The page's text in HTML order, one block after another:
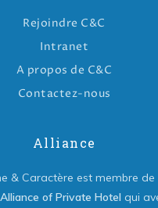
Rejoindre C&C
Intranet
A propos de C&C
Contactez-nous
Alliance
& Caractère est membre de
of Private Hotel qui